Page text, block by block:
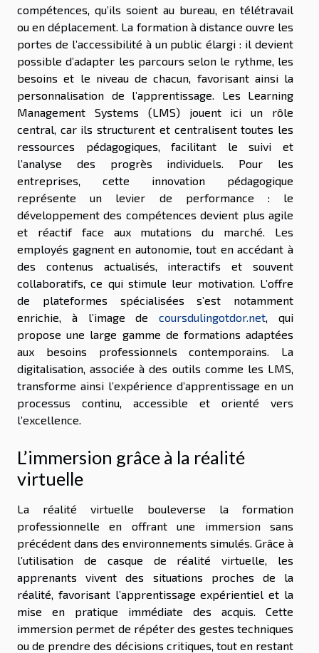
compétences, qu’ils soient au bureau, en télétravail
ou en déplacement. La formation à distance ouvre les
portes de l’accessibilité à un public élargi : il devient
possible d’adapter les parcours selon le rythme, les
besoins et le niveau de chacun, favorisant ainsi la
personnalisation de l’apprentissage. Les Learning
Management Systems (LMS) jouent ici un rôle
central, car ils structurent et centralisent toutes les
ressources pédagogiques, facilitant le suivi et
l’analyse des progrès individuels. Pour les
entreprises, cette innovation pédagogique
représente un levier de performance : le
développement des compétences devient plus agile
et réactif face aux mutations du marché. Les
employés gagnent en autonomie, tout en accédant à
des contenus actualisés, interactifs et souvent
collaboratifs, ce qui stimule leur motivation. L’offre
de plateformes spécialisées s’est notamment
enrichie, à l’image decoursdulingotdor.net , qui
propose une large gamme de formations adaptées
aux besoins professionnels contemporains. La
digitalisation, associée à des outils comme les LMS,
transforme ainsi l’expérience d’apprentissage en un
processus continu, accessible et orienté vers
l’excellence.
L’immersion grâce à la réalité
virtuelle
La réalité virtuelle bouleverse la formation
professionnelle en offrant une immersion sans
précédent dans des environnements simulés. Grâce à
l’utilisation de casque de réalité virtuelle, les
apprenants vivent des situations proches de la
réalité, favorisant l’apprentissage expérientiel et la
mise en pratique immédiate des acquis. Cette
immersion permet de répéter des gestes techniques
ou de prendre des décisions critiques, tout en restant